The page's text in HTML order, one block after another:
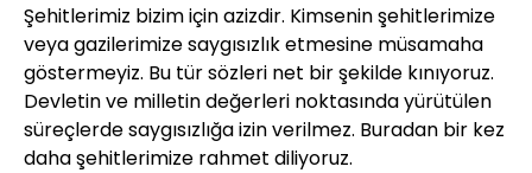
Şehitlerimiz bizim için azizdir. Kimsenin şehitlerimize
veya gazilerimize saygısızlık etmesine müsamaha
göstermeyiz. Bu tür sözleri net bir şekilde kınıyoruz.
Devletin ve milletin değerleri noktasında yürütülen
süreçlerde saygısızlığa izin verilmez. Buradan bir kez
daha şehitlerimize rahmet diliyoruz.